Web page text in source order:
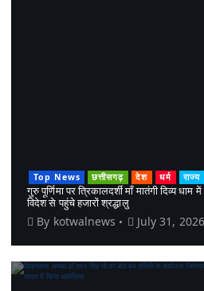
Top News छत्तीसगढ़ देश धर्म
राज्य
गुरु पूर्णिमा पर त्रिकालदर्शी माँ मातंगी दिव्य
विदेश से पहुंचे हजारों श्रद्धालु
By kotwalnews July 31, 2026